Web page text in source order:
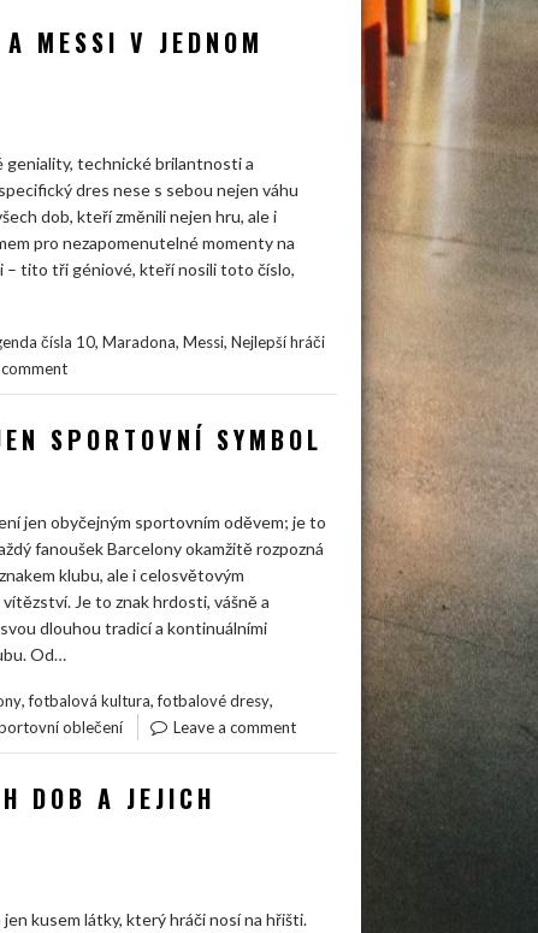
MESSI V JEDNOM
geniality, technické brilantnosti a
dres nese s sebou nejen váhu
dob, kteří změnili nejen hru, ale i
pro nezapomenutelné momenty na
– tito tři géniové, kteří nosili toto číslo,
čísla 10, Maradona, Messi, Nejlepší hráči
SPORTOVNÍ SYMBOL
jen obyčejným sportovním oděvem; je to
fanoušek Barcelony okamžitě rozpozná
klubu, ale i celosvětovým
Je to znak hrdosti, vášně a
dlouhou tradicí a kontinuálními
Od…
,fotbalová kultura,fotbalové dresy,
oblečení Leave a comment
DOB A JEJICH
kusem látky, který hráči nosí na hřišti.